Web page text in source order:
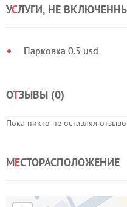
УСЛУГИ, НЕ
Парковка 0.5 usd
ОТЗЫВЫ (0)
Пока никто не оставлял
МЕСТОРАСПОЛОЖЕНИЕ